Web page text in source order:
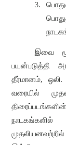
3.
இவை
பயன்படுத்தி
தீர்மானம், ஒலி.
வரையில்
நாடகங்களில்